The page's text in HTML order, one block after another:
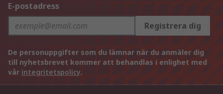
E-postadress
Registrera dig
De personuppgifter som du lämnar när du anmäler dig
till nyhetsbrevet kommer att behandlas i enlighet med
vår integritetspolicy.